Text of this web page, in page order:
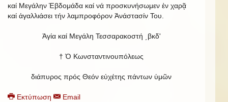
καί Μεγάλην Ἑβδομάδα καί νά προσκυνήσωμεν ἐν χαρᾷ
καί ἀγαλλιάσει τήν λαμπροφόρον Ἀνάστασίν Του.
Ἁγία καί Μεγάλη Τεσσαρακοστή ͵βκδʹ
† Ὁ Κωνσταντινουπόλεως
διάπυρος πρός Θεόν εὐχέτης πάντων ὑμῶν
Εκτύπωση Email